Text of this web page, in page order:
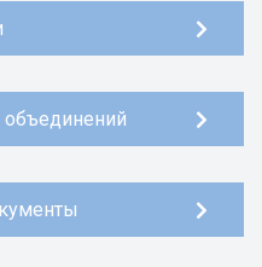
объединений